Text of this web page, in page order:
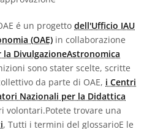
é un progetto dell'Ufficio IAU
(OAE) in collaborazione
la DivulgazioneAstronomica
sono stater scelte, scritte
da parte di OAE, i Centri
Nazionali per la Didattica
volontari.Potete trovare una
, Tutti i termini del glossarioE le